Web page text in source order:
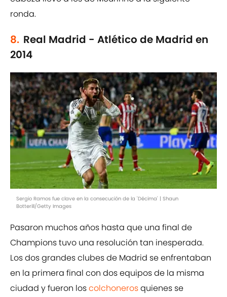
ronda.
8. Real Madrid - Atlético de Madrid en
2014
Sergio Ramos fue clave en la consecución de la 'Décima' | Shaun
Botterill/Getty Images
Pasaron muchos años hasta que una final de
Champions tuvo una resolución tan inesperada.
Los dos grandes clubes de Madrid se enfrentaban
en la primera final con dos equipos de la misma
ciudad y fueron loscolchonerosquienes se